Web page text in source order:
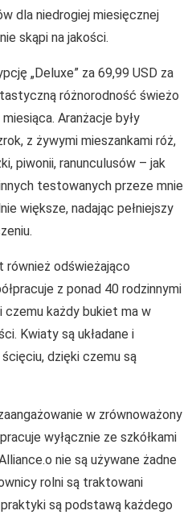
dla niedrogiej miesięcznej
skąpi na jakości.
„Deluxe” za 69,99 USD za
różnorodność świeżo
Aranżacje były
z żywymi mieszankami róż,
piwonii, ranunculusów – jak
testowanych przeze mnie
większe, nadając pełniejszy
również odświeżająco
z ponad 40 rodzinnymi
czemu każdy bukiet ma w
Kwiaty są układane i
dzięki czemu są
w zrównoważony
wyłącznie ze szkółkami
nie są używane żadne
rolni są traktowani
są podstawą każdego